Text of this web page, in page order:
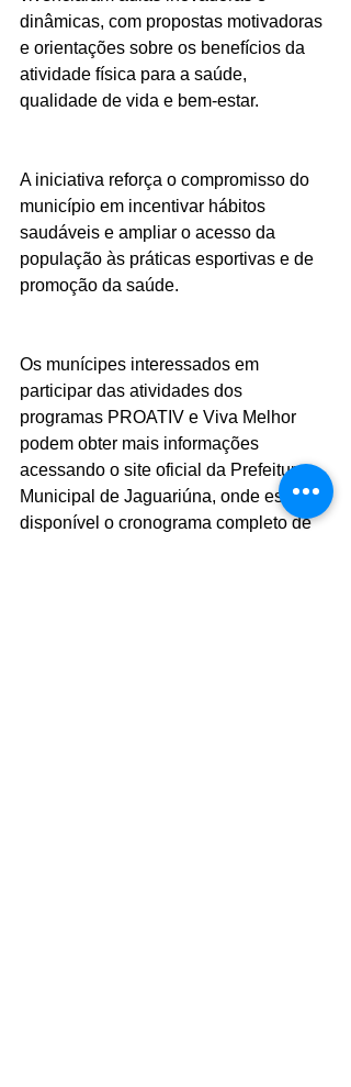
dinâmicas, com propostas motivadoras
e orientações sobre os benefícios da
atividade física para a saúde,
qualidade de vida e bem-estar.
A iniciativa reforça o compromisso do
município em incentivar hábitos
saudáveis e ampliar o acesso da
população às práticas esportivas e de
promoção da saúde.
Os munícipes interessados em
participar das atividades dos
programas PROATIV e Viva Melhor
podem obter mais informações
acessando o site oficial da Prefeitura
Municipal de Jaguariúna, onde está
disponível o cronograma completo de